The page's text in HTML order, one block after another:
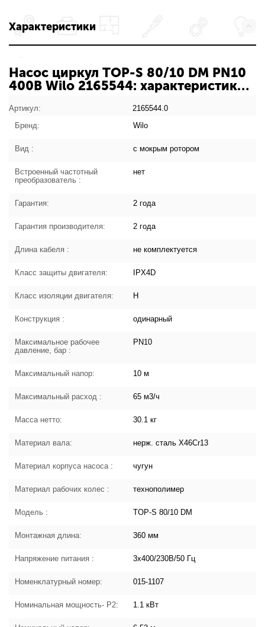
Характеристики
Насос циркул TOP-S 80/10 DM PN10
400В Wilo 2165544: характеристики
Артикул:
2165544.0
Бренд:
Wilo
Вид : с мокрым ротором
Встроенный частотный
преобразователь :
нет
Гарантия: 2 года
Гарантия производителя: 2 года
Длина кабеля : не комплектуется
Класс защиты двигателя: IPX4D
Класс изоляции двигателя: H
Конструкция : одинарный
Максимальное рабочее
давление, бар :
PN10
Максимальный напор: 10 м
Максимальный расход : 65 м3/ч
Масса нетто: 30.1 кг
Материал вала: нерж. сталь X46Cr13
Материал корпуса насоса : чугун
Материал рабочих колес : технополимер
Модель : TOP-S 80/10 DM
Монтажная длина: 360 мм
Напряжение питания : 3х400/230В/50 Гц
Номенклатурный номер: 015-1107
Номинальная мощность- P2: 1.1 кВт